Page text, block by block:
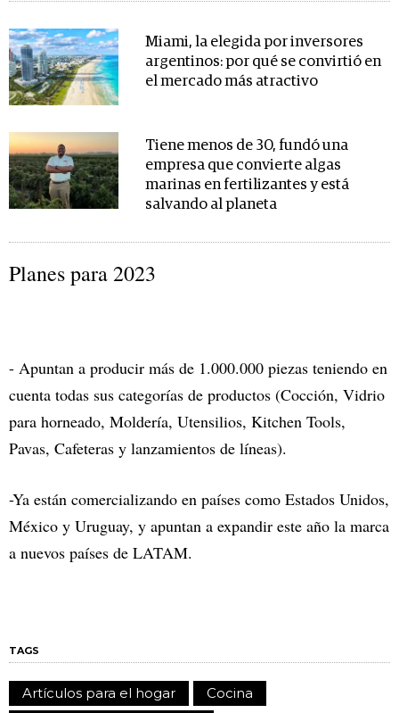
Miami, la elegida por inversores
argentinos: por qué se convirtió en
el mercado más atractivo
Tiene menos de 30, fundó una
empresa que convierte algas
marinas en fertilizantes y está
salvando al planeta
Planes para 2023
- Apuntan a producir más de 1.000.000 piezas teniendo en
cuenta todas sus categorías de productos (Cocción, Vidrio
para horneado, Moldería, Utensilios, Kitchen Tools,
Pavas, Cafeteras y lanzamientos de líneas).
-Ya están comercializando en países como Estados Unidos,
México y Uruguay, y apuntan a expandir este año la marca
a nuevos países de LATAM.
TAGS
Artículos para el hogar
Cocina